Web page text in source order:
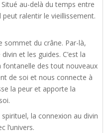
au-delà du temps entre
ralentir le vieillissement.
sommet du crâne. Par-là,
et les guides. C’est la
fontanelle des tout nouveaux
de soi et nous connecte à
la peur et apporte la
la connexion au divin
l’univers.